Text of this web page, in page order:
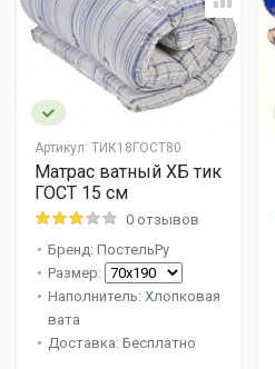
Артикул: ТИК18ГОСТ80
Матрас ватный ХБ тик
ГОСТ 15 см
0 отзывов
Бренд: ПостельРу
Размер:
Наполнитель: Хлопковая
вата
Доставка: Бесплатно